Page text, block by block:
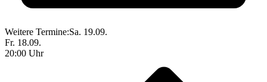
Weitere Termine:Sa. 19.09.
Fr. 18.09.
20:00 Uhr